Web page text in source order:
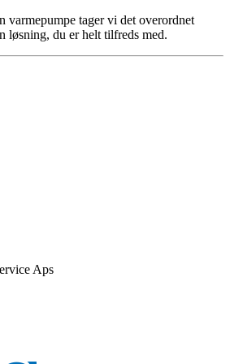
varmepumpe tager vi det overordnet
løsning, du er helt tilfreds med.
Aps